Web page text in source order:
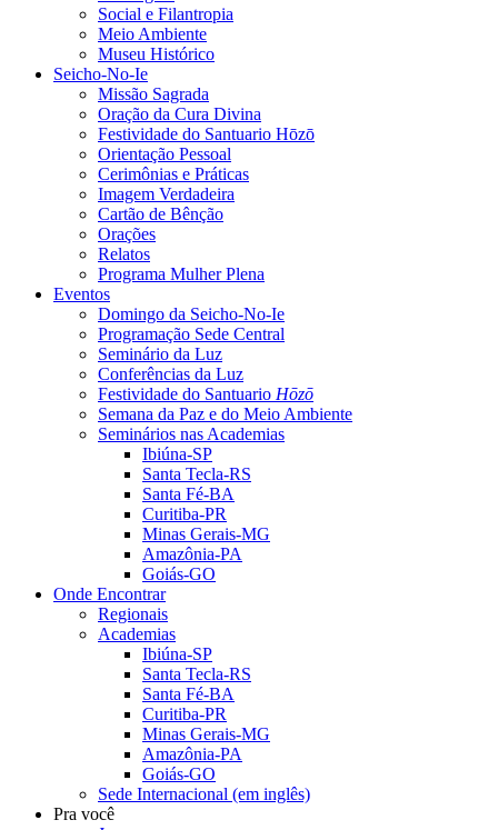
Social e Filantropia
Meio Ambiente
Museu Histórico
Seicho-No-Ie
Missão Sagrada
Oração da Cura Divina
Festividade do Santuario Hōzō
Orientação Pessoal
Cerimônias e Práticas
Imagem Verdadeira
Cartão de Bênção
Orações
Relatos
Programa Mulher Plena
Eventos
Domingo da Seicho-No-Ie
Programação Sede Central
Seminário da Luz
Conferências da Luz
Festividade do Santuario Hōzō
Semana da Paz e do Meio Ambiente
Seminários nas Academias
Ibiúna-SP
Santa Tecla-RS
Santa Fé-BA
Curitiba-PR
Minas Gerais-MG
Amazônia-PA
Goiás-GO
Onde Encontrar
Regionais
Academias
Ibiúna-SP
Santa Tecla-RS
Santa Fé-BA
Curitiba-PR
Minas Gerais-MG
Amazônia-PA
Goiás-GO
Sede Internacional (em inglês)
Pra você